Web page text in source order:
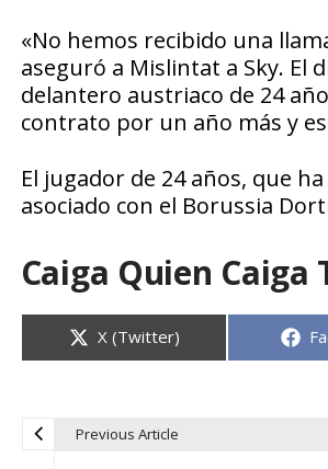
«No hemos recibido una
aseguró a Mislintat a Sky.
delantero austriaco de 24
contrato por un año más y
El jugador de 24 años, que
asociado con el Borussia
Caiga Quien Caiga
Compartir
en
X (Twitter)
Previous Article